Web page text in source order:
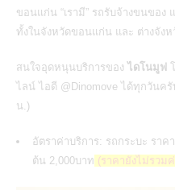
ขอนแก่น “เรามี” รถรับจ้างขนของ
ทั้งในจังหวัดขอนแก่น และ ต่างจังห
สนใจอุดหนุนบริการของ ไดโนมูฟ
ไลน์ ไอดี @Dinomove ได้ทุกวันค
น.)
อัตราค่าบริการ: รถกระบะ ราค
ต้น 2,000บาท (ราคายังไม่รวม